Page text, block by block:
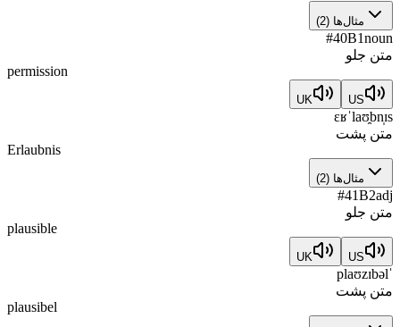
مثال‌ها (
2
)
#40B1noun
متن جلو
permission
US
UK
ɛʁˈlaʊ̯bn̩ɪs
متن پشت
Erlaubnis
مثال‌ها (
2
)
#41B2adj
متن جلو
plausible
US
UK
ˈplaʊzɪbəl
متن پشت
plausibel